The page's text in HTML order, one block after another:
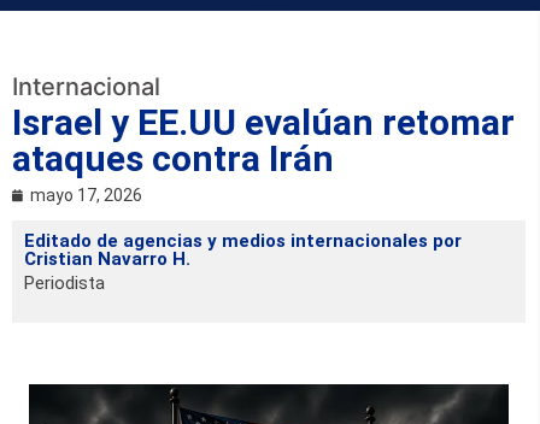
Internacional
Israel y EE.UU evalúan retomar
ataques contra Irán
mayo 17, 2026
Editado de agencias y medios internacionales por
Cristian Navarro H.
Periodista